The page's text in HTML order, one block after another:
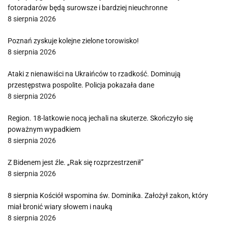
fotoradarów będą surowsze i bardziej nieuchronne
8 sierpnia 2026
Poznań zyskuje kolejne zielone torowisko!
8 sierpnia 2026
Ataki z nienawiści na Ukraińców to rzadkość. Dominują
przestępstwa pospolite. Policja pokazała dane
8 sierpnia 2026
Region. 18-latkowie nocą jechali na skuterze. Skończyło się
poważnym wypadkiem
8 sierpnia 2026
Z Bidenem jest źle. „Rak się rozprzestrzenił”
8 sierpnia 2026
8 sierpnia Kościół wspomina św. Dominika. Założył zakon, który
miał bronić wiary słowem i nauką
8 sierpnia 2026